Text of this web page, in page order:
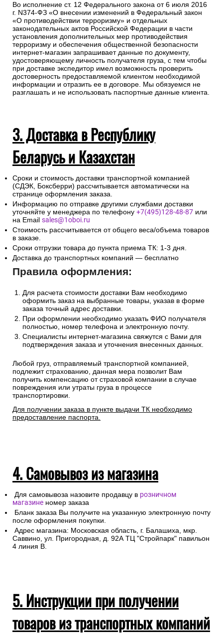
Во исполнение ст. 12 Федерального закона от 6 июля 2016
г. N374-ФЗ «О внесении изменений в Федеральный закон
«О противодействии терроризму» и отдельных
законодательных актов Российской Федерации в части
установления дополнительных мер противодействия
терроризму и обеспечения общественной безопасности
интернет-магазин запрашивает данные по документу,
удостоверяющему личность получателя груза, с тем чтобы
при доставке экспедитор имел возможность проверить
достоверность предоставляемой клиентом необходимой
информации и отразить ее в договоре. Мы обязуемся не
разглашать и не использовать паспортные данные клиента.
3. Доставка в Республику
Беларусь и Казахстан
Сроки и стоимость доставки транспортной компанией
(СДЭК, Боксберри) рассчитывается автоматически на
странице оформления заказа.
Информацию по отправке другими службами доставки
уточняйте у менеджера по телефону +7(495)128-48-87 или
на Email sales@1oboi.ru
Стоимость рассчитывается от общего веса/объема товаров
в заказе.
Сроки отгрузки товара до пункта приема ТК: 1-3 дня.
Доставка до транспортных компаний — бесплатно
Правила оформления:
Для расчета стоимости доставки Вам необходимо
оформить заказ на выбранные товары, указав в форме
заказа точный адрес доставки.
При оформлении необходимо указать ФИО получателя
полностью, номер телефона и электронную почту.
Специалисты интернет-магазина свяжутся с Вами для
подтверждения заказа и уточнения внесенных данных.
Любой груз, отправляемый транспортной компанией,
подлежит страхованию, данная мера позволит Вам
получить компенсацию от страховой компании в случае
повреждения или утраты груза в процессе
транспортировки.
Для получении заказа в пункте выдачи ТК необходимо
предоставление паспорта.
4. Самовывоз из магазина
Для самовывоза назовите продавцу в розничном
магазине номер заказа
Бланк заказа Вы получите на указанную электронную почту
после оформления покупки.
Адрес магазина: Московская область, г. Балашиха, мкр.
Саввино, ул. Пригородная, д. 92А ТЦ "Стройпарк" павильон
4 линия В.
5. Инструкции при получении
товаров из транспортных компаний